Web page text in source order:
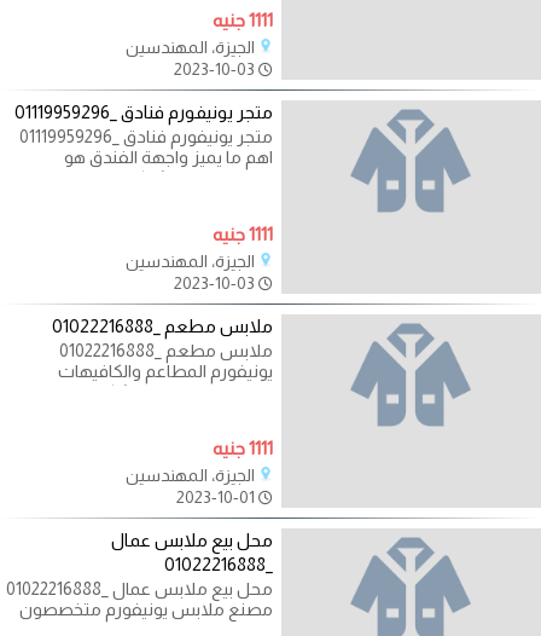
1111 جنيه
الجيزة، المهندسين
متجر يونيفورم فنادق _01119959296
متجر يونيفورم فنادق _01119959296
اهم ما يميز واجهة الفندق هو
اليونيفورم فى شركة تى ان لليونيفورم
1111 جنيه
الجيزة، المهندسين
ملابس مطعم _01022216888
ملابس مطعم _01022216888
يونيفورم المطاعم والكافيهات
والقرى السياحية له شكل خاص ونحن
1111 جنيه
الجيزة، المهندسين
محل بيع ملابس عمال
محل بيع ملابس عمال _01022216888
مصنع ملابس يونيفورم متخصصون